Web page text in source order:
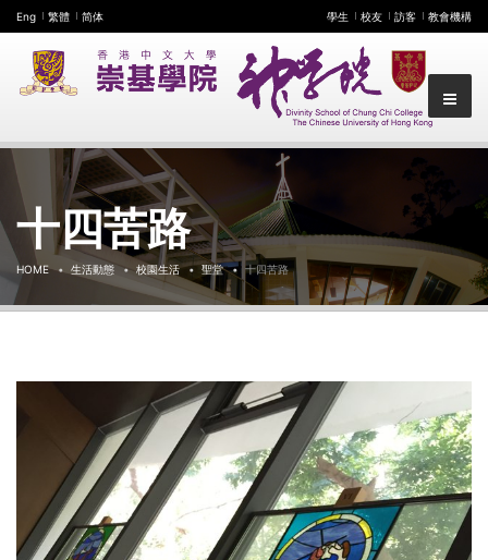
Eng 繁體 简体 學生 校友 訪客 教會機構
十四苦路
HOME 生活動態 校園生活 聖堂 十四苦路